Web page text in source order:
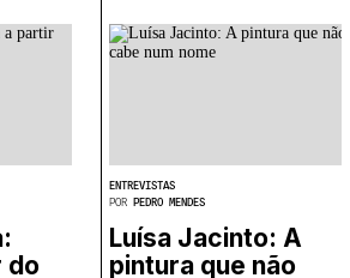
do
ENTREVISTAS
POR PEDRO MENDES
Luísa Jacinto: A
pintura que não